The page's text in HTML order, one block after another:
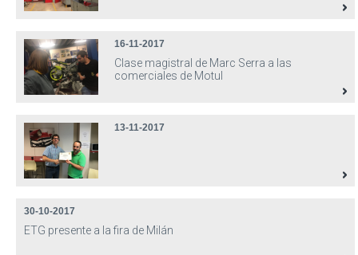
16-11-2017
Clase magistral de Marc Serra a las
comerciales de Motul
13-11-2017
30-10-2017
ETG presente a la fira de Milán